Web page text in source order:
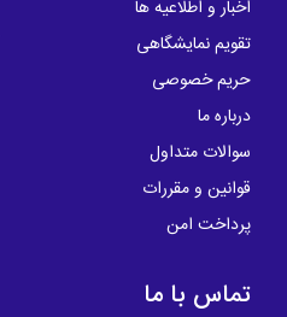
اخبار و اطلاعیه ها
تقویم نمایشگاهی
حریم خصوصی
درباره ما
سوالات متداول
قوانین و مقررات
پرداخت امن
تماس با ما